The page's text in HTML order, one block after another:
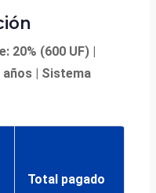
20% (600 UF) |
años | Sistema
Total pagado